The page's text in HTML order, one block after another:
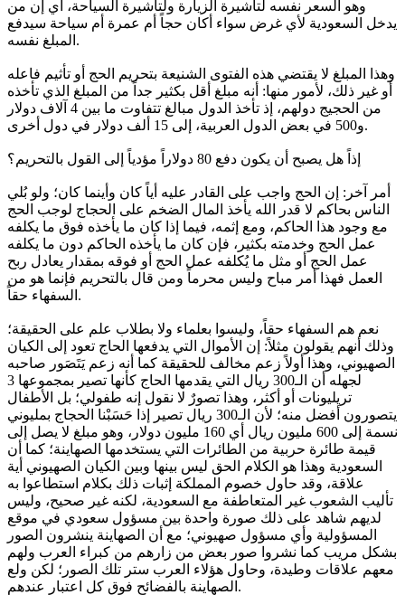
وهو السعر نفسه لتأشيرة الزيارة ولتأشيرة السياحة، أي إن من
يدخل السعودية لأي غرض سواء أكان حجاً أم عمرة أم سياحة سيدفع
المبلغ نفسه.
وهذا المبلغ لا يقتضي هذه الفتوى الشنيعة بتحريم الحج أو تأثيم فاعله
أو غير ذلك، لأمور منها: أنه مبلغ أقل بكثير جداً من المبلغ الذي تأخذه
من الحجيج دولهم، إذ تأخذ الدول مبالغ تتفاوت ما بين 4 آلاف دولار
و500 في بعض الدول العربية، إلى 15 ألف دولار في دول أخرى.
إذاً هل يصبح أن يكون دفع 80 دولاراً مؤدياً إلى القول بالتحريم؟
أمر آخر: إن الحج واجب على القادر عليه أياً كان وأينما كان؛ ولو بُلي
الناس بحاكم لا قدر الله يأخذ المال الضخم على الحجاج لوجب الحج
مع وجود هذا الحاكم، ومع إثمه، فيما إذا كان ما يأخذه فوق ما يكلفه
عمل الحج وخدمته بكثير، فإن كان ما يأخذه الحاكم دون ما يكلفه
عمل الحج أو مثل ما يُكلفه عمل الحج أو فوقه بمقدار يعادل ربح
العمل فهذا أمر مباح وليس محرماً ومن قال بالتحريم فإنما هو من
السفهاء حقاً.
نعم هم السفهاء حقاً، وليسوا بعلماء ولا بطلاب علم على الحقيقة؛
وذلك أنهم يقولون مثلاً: إن الأموال التي يدفعها الحاج تعود إلى الكيان
الصهيوني، وهذا أولاً زعم مخالف للحقيقة كما أنه زعم يَتَصَور صاحبه
لجهله أن الـ300 ريال التي يقدمها الحاج كأنها تصير بمجموعها 3
تريليونات أو أكثر، وهذا تصورٌ لا نقول إنه طفولي؛ بل الأطفال
يتصورون أفضل منه؛ لأن الـ300 ريال تصير إذا حَسَبْنا الحجاج بمليوني
نسمة إلى 600 مليون ريال أي 160 مليون دولار، وهو مبلغ لا يصل إلى
قيمة طائرة حربية من الطائرات التي يستخدمها الصهاينة؛ كما أن
السعودية وهذا هو الكلام الحق ليس بينها وبين الكيان الصهيوني أية
علاقة، وقد حاول خصوم المملكة إثبات ذلك بكلام استطاعوا به
تأليب الشعوب غير المتعاطفة مع السعودية، لكنه غير صحيح، وليس
لديهم شاهد على ذلك صورة واحدة بين مسؤول سعودي في موقع
المسؤولية وأي مسؤول صهيوني؛ مع أن الصهاينة ينشرون الصور
بشكل مريب كما نشروا صور بعض من زارهم من كبراء العرب ولهم
معهم علاقات وطيدة، وحاول هؤلاء العرب ستر تلك الصور؛ لكن ولع
الصهاينة بالفضائح فوق كل اعتبار عندهم.